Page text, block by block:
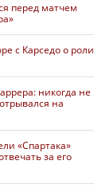
перед матчем
с Карседо о роли
никогда не
на
«Спартака»
за его